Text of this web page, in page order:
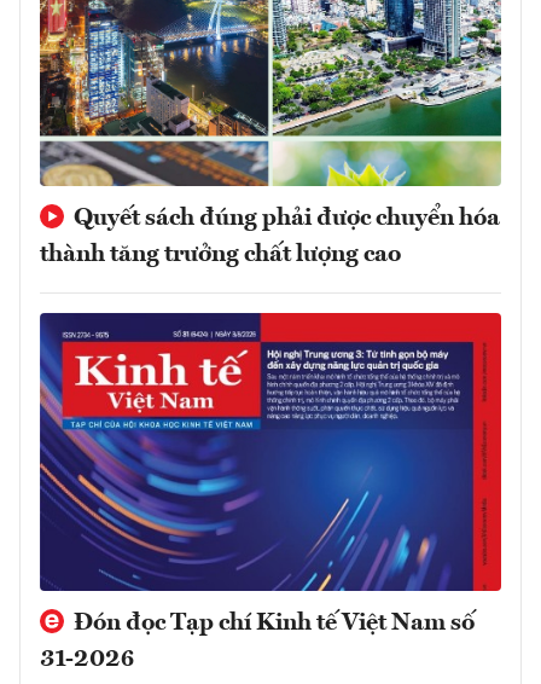
Quyết sách đúng phải được chuyển hóa
thành tăng trưởng chất lượng cao
Đón đọc Tạp chí Kinh tế Việt Nam số
31-2026